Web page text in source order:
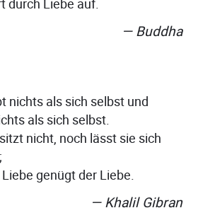
durch Liebe auf.
Buddha
nichts als sich selbst und
als sich selbst.
nicht, noch lässt sie sich
genügt der Liebe.
Khalil Gibran